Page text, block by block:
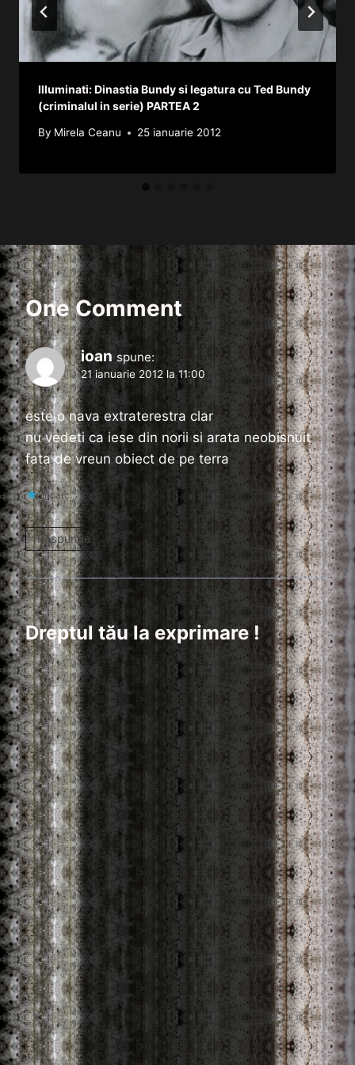
Illuminati: Dinastia Bundy si legatura cu Ted Bundy
(criminalul in serie) PARTEA 2
By Mirela Ceanu 25 ianuarie 2012
One Comment
ioan spune:
21 ianuarie 2012 la 11:00
este o nava extraterestra clar
nu vedeti ca iese din norii si arata neobisnuit
fata de vreun obiect de pe terra
Încarc...
Răspunde
Dreptul tău la exprimare !